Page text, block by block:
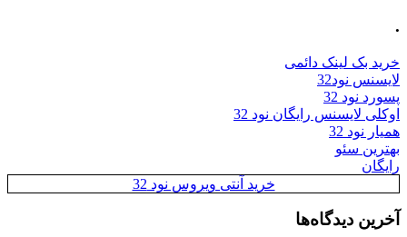
.
خرید بک لینک دائمی
لایسنس نود32
پسورد نود 32
اوکلی لایسنس رایگان نود 32
همیار نود 32
بهترین سئو
رایگان
خرید آنتی ویروس نود 32
آخرین دیدگاه‌ها